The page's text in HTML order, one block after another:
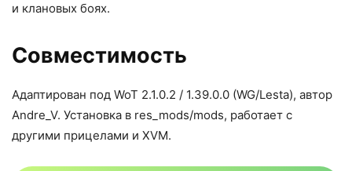
и клановых боях.​
Совместимость
Адаптирован под WoT 2.1.0.2 / 1.39.0.0 (WG/Lesta), автор
Andre_V. Установка в res_mods/mods, работает с
другими прицелами и XVM.​​